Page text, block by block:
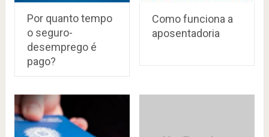
Por quanto tempo
o seguro-
desemprego é
pago?
Como funciona a
aposentadoria